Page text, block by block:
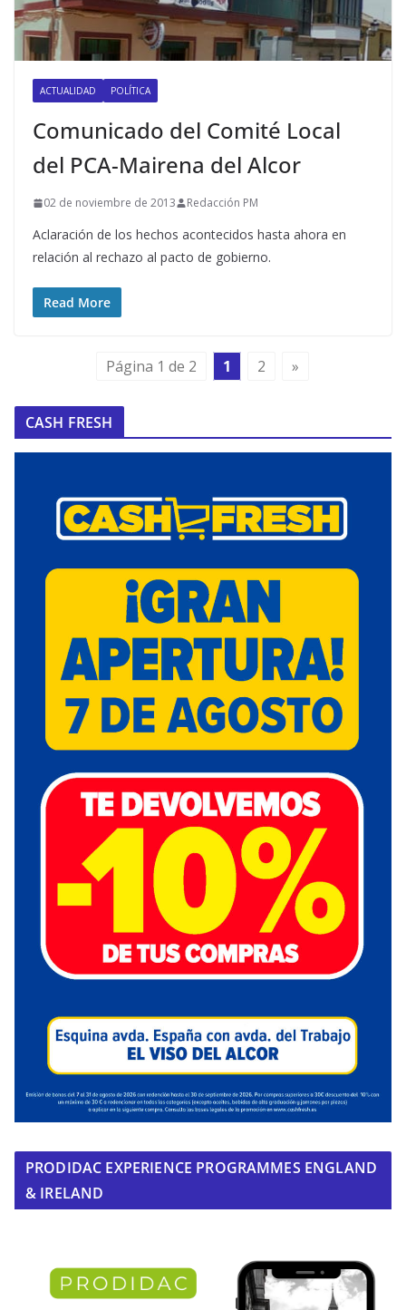
ACTUALIDAD POLÍTICA
Comunicado del Comité Local
del PCA-Mairena del Alcor
02 de noviembre de 2013 Redacción PM
Aclaración de los hechos acontecidos hasta ahora en
relación al rechazo al pacto de gobierno.
Read More
Página 1 de 2 1 2 »
CASH FRESH
PRODIDAC EXPERIENCE PROGRAMMES ENGLAND
& IRELAND